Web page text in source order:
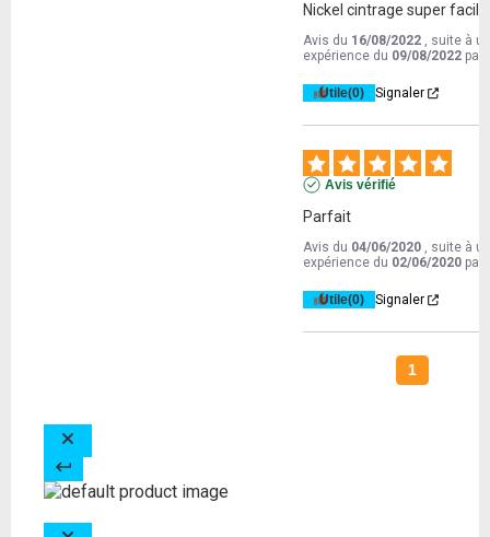
Nickel cintrage super facile
Avis du 16/08/2022 , suite à
expérience du 09/08/2022 par
Utile(0) Signaler
Avis vérifié
Parfait
Avis du 04/06/2020 , suite à
expérience du 02/06/2020 par
Utile(0) Signaler
1